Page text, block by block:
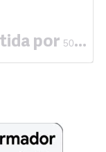
por 50 Cent